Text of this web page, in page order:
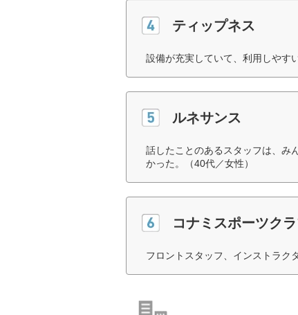
ティップネス
設備が充実していて、利用しやす
ルネサンス
話したことのあるスタッフは、み
かった。（40代／女性）
コナミスポーツク
フロントスタッフ、インストラク